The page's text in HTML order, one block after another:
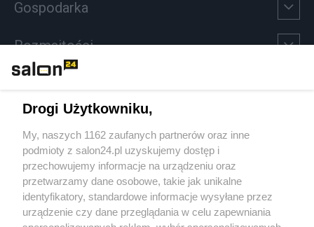
Gospodarka
Rozmaitości
Sport
Społeczeństwo
Kultura
Drogi Użytkowniku,
My, naszych 1162 zaufanych partnerów oraz inne
podmioty z salon24.pl uzyskujemy dostęp i
przechowujemy informacje na urządzeniu oraz
przetwarzamy dane osobowe, takie jak unikalne
identyfikatory, standardowe informacje wysyłane przez
urządzenie czy dane przeglądania w celu zapewniania